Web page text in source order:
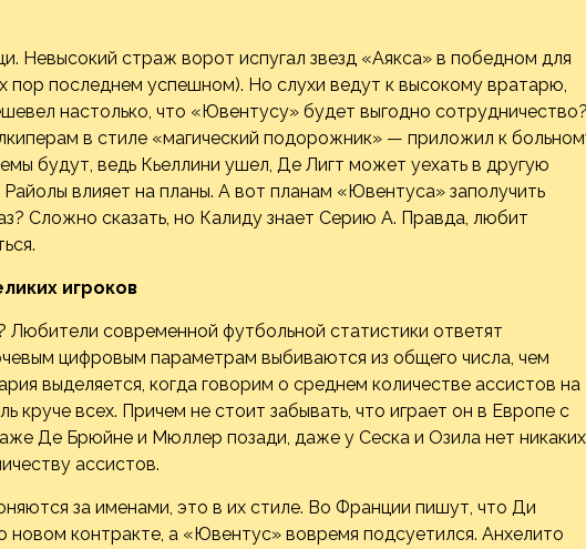
Невысокий страж ворот испугал звезд «Аякса» в победном для
пор последнем успешном). Но слухи ведут к высокому вратарю,
настолько, что «Ювентусу» будет выгодно сотрудничество?
в стиле «магический подорожник» — приложил к
будут, ведь Кьеллини ушел, Де Лигт может уехать в другую
влияет на планы. А вот планам «Ювентуса» заполучить
Сложно сказать, но Калиду знает Серию А. Правда, любит
игроков
современной футбольной статистики ответят
цифровым параметрам выбиваются из общего числа, чем
выделяется, когда говорим о среднем количестве ассистов на
круче всех. Причем не стоит забывать, что играет он в Европе с
Де Брюйне и Мюллер позади, даже у Сеска и Озила нет никаких
ассистов.
за именами, это в их стиле. Во Франции пишут, что Ди
контракте, а «Ювентус» вовремя подсуетился. Анхелито